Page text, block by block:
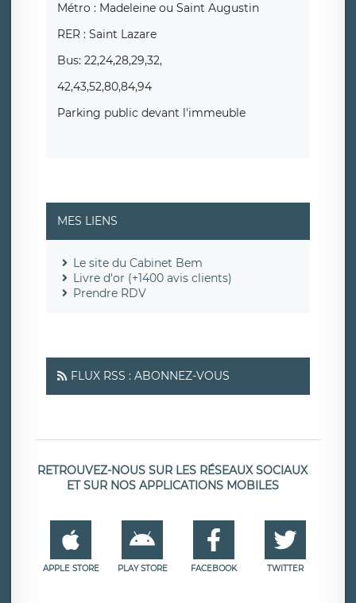
Métro : Madeleine ou Saint Augustin
RER : Saint Lazare
Bus: 22,24,28,29,32,
42,43,52,80,84,94
Parking public devant l'immeuble
MES LIENS
Le site du Cabinet Bem
Livre d'or (+1400 avis clients)
Prendre RDV
FLUX RSS : ABONNEZ-VOUS
RETROUVEZ-NOUS SUR LES RÉSEAUX SOCIAUX
ET SUR NOS APPLICATIONS MOBILES
APPLE STORE PLAY STORE FACEBOOK TWITTER